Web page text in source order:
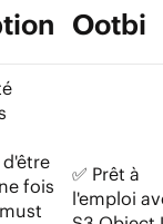
Ootbi
fois
✅ Prêt à
l'emploi